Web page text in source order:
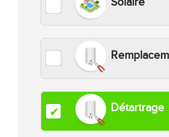
Détartrage